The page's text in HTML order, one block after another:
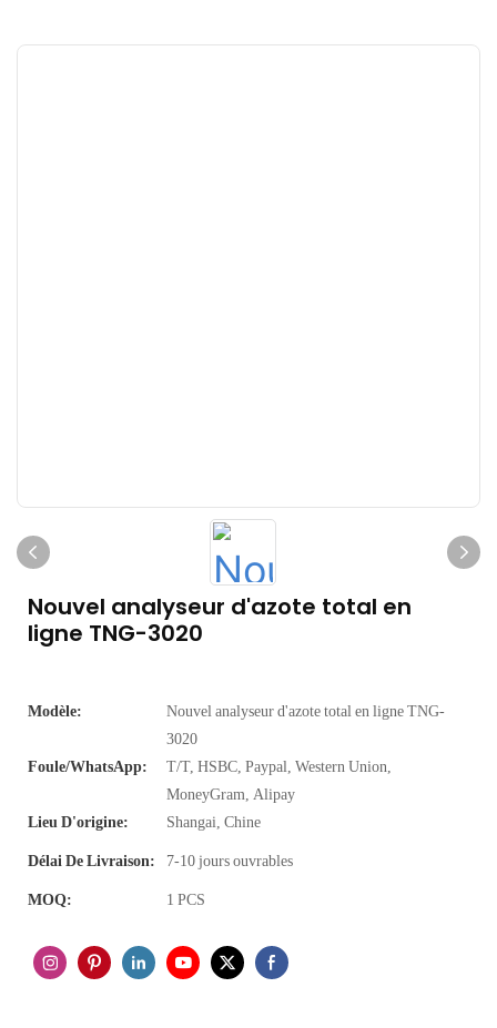
Nouvel analyseur d'azote total en
ligne TNG-3020
Modèle:
Nouvel analyseur d'azote total en ligne TNG-
3020
Foule/WhatsApp:
T/T, HSBC, Paypal, Western Union,
MoneyGram, Alipay
Lieu D'origine:
Shangai, Chine
Délai De Livraison: 7-10 jours ouvrables
MOQ: 1 PCS